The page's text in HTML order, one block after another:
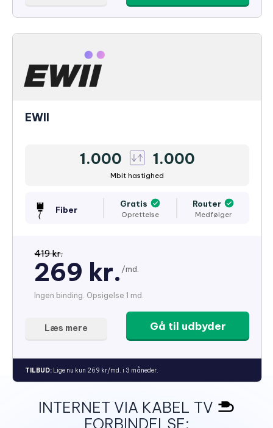
EWII
1.000 1.000
Mbit hastighed
Fiber
Gratis
Oprettelse
Router
Medfølger
419 kr.
269 kr. /md.
Ingen binding. Opsigelse 1 md.
Gå til udbyder
Læs mere
TILBUD: Lige nu kun 269 kr/md. i 3 måneder.
INTERNET VIA KABEL TV
FORBINDELSE: